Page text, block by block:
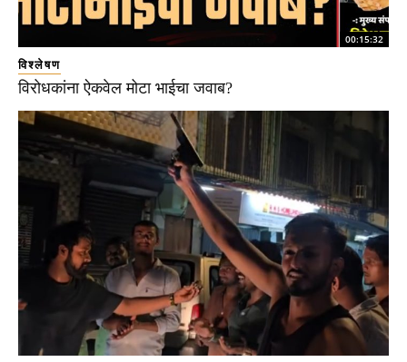
00:15:32
विश्लेषण
विरोधकांना ऐकवेल मोटा भाईचा जवाब?